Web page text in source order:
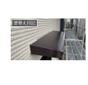
塗替え日記